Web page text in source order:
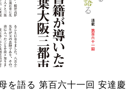
を語る 第百六十一回 安達慶